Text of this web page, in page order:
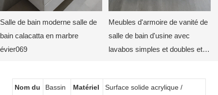
Salle de bain moderne salle de
bain calacatta en marbre
évier069
Meubles d'armoire de vanité de
salle de bain d'usine avec
lavabos simples et doubles et
Nom du
Bassin
Matériel
Surface solide acrylique /